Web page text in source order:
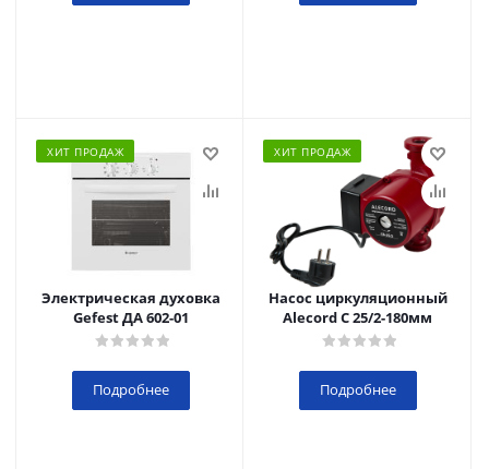
ХИТ ПРОДАЖ
Электрическая духовка
Gefest ДА 602-01
Подробнее
ХИТ ПРОДАЖ
Насос циркуляционный
Alecord C 25/2-180мм
Подробнее